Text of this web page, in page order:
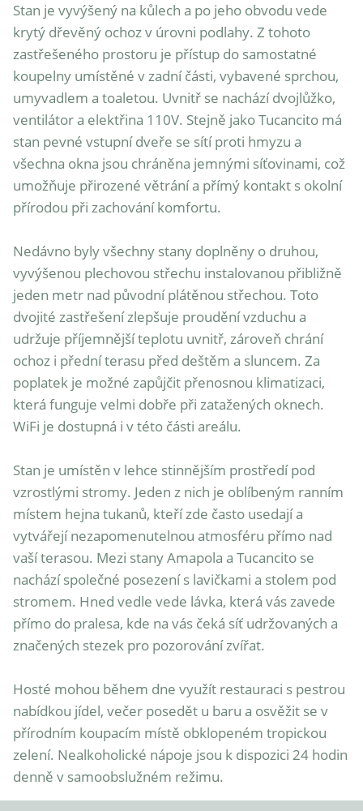
Stan je vyvýšený na kůlech a po jeho obvodu vede
krytý dřevěný ochoz v úrovni podlahy. Z tohoto
zastřešeného prostoru je přístup do samostatné
koupelny umístěné v zadní části, vybavené sprchou,
umyvadlem a toaletou. Uvnitř se nachází dvojlůžko,
ventilátor a elektřina 110V. Stejně jako Tucancito má
stan pevné vstupní dveře se sítí proti hmyzu a
všechna okna jsou chráněna jemnými síťovinami, což
umožňuje přirozené větrání a přímý kontakt s okolní
přírodou při zachování komfortu.
Nedávno byly všechny stany doplněny o druhou,
vyvýšenou plechovou střechu instalovanou přibližně
jeden metr nad původní plátěnou střechou. Toto
dvojité zastřešení zlepšuje proudění vzduchu a
udržuje příjemnější teplotu uvnitř, zároveň chrání
ochoz i přední terasu před deštěm a sluncem. Za
poplatek je možné zapůjčit přenosnou klimatizaci,
která funguje velmi dobře při zatažených oknech.
WiFi je dostupná i v této části areálu.
Stan je umístěn v lehce stinnějším prostředí pod
vzrostlými stromy. Jeden z nich je oblíbeným ranním
místem hejna tukanů, kteří zde často usedají a
vytvářejí nezapomenutelnou atmosféru přímo nad
vaší terasou. Mezi stany Amapola a Tucancito se
nachází společné posezení s lavičkami a stolem pod
stromem. Hned vedle vede lávka, která vás zavede
přímo do pralesa, kde na vás čeká síť udržovaných a
značených stezek pro pozorování zvířat.
Hosté mohou během dne využít restauraci s pestrou
nabídkou jídel, večer posedět u baru a osvěžit se v
přírodním koupacím místě obklopeném tropickou
zelení. Nealkoholické nápoje jsou k dispozici 24 hodin
denně v samoobslužném režimu.